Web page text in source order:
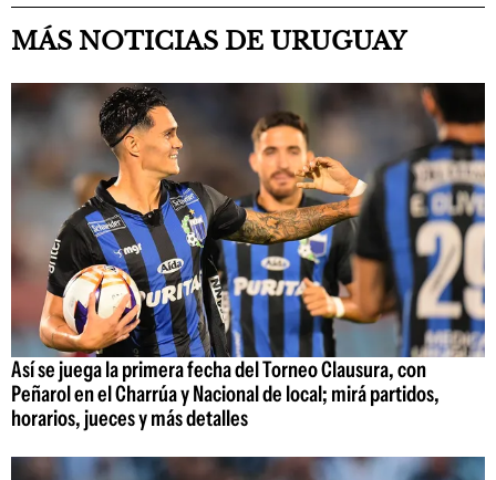
MÁS NOTICIAS DE URUGUAY
Así se juega la primera fecha del Torneo Clausura, con
Peñarol en el Charrúa y Nacional de local; mirá partidos,
horarios, jueces y más detalles